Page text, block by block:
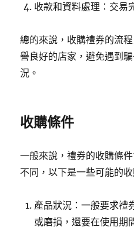
收款和資料處理：交易
總的來說，收購禮券的流
譽良好的店家，避免遇到
況。
收購條件
一般來說，禮券的收購條
不同，以下是一些可能的收
產品狀況：一般要求禮
或磨損，還要在使用期